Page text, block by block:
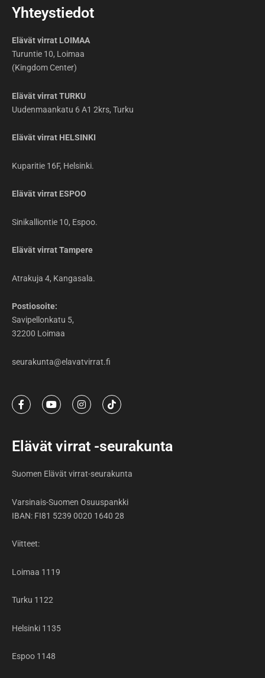
Yhteystiedot
Elävät virrat LOIMAA
Turuntie 10, Loimaa
(Kingdom Center)
Elävät virrat TURKU
Uudenmaankatu 6 A1 2krs, Turku
Elävät virrat HELSINKI
Kuparitie 16F, Helsinki.
Elävät virrat ESPOO
Sinikalliontie 10, Espoo.
Elävät virrat Tampere
Atrakuja 4, Kangasala.
Postiosoite:
Savipellonkatu 5,
32200 Loimaa
seurakunta@elavatvirrat.fi
F
a
b
o
-
Y
o
b
I
n
g
m
T
i
k
Elävät virrat -seurakunta
Suomen Elävät virrat-seurakunta
Varsinais-Suomen Osuuspankki
IBAN: FI81 5239 0020 1640 28
Viitteet:
Loimaa 1119
Turku 1122
Helsinki 1135
Espoo 1148